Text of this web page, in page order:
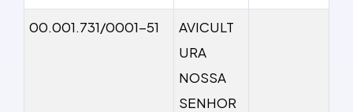
00.001.731/0001-51
AVICULT
URA
NOSSA
SENHOR